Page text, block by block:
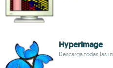
HyperImage
Descarga todas las